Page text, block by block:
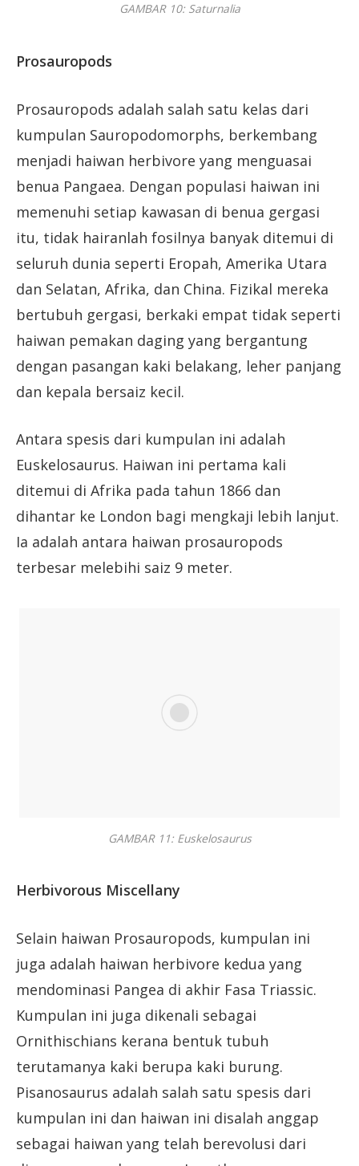
GAMBAR 10: Saturnalia
Prosauropods
Prosauropods adalah salah satu kelas dari
kumpulan Sauropodomorphs, berkembang
menjadi haiwan herbivore yang menguasai
benua Pangaea. Dengan populasi haiwan ini
memenuhi setiap kawasan di benua gergasi
itu, tidak hairanlah fosilnya banyak ditemui di
seluruh dunia seperti Eropah, Amerika Utara
dan Selatan, Afrika, dan China. Fizikal mereka
bertubuh gergasi, berkaki empat tidak seperti
haiwan pemakan daging yang bergantung
dengan pasangan kaki belakang, leher panjang
dan kepala bersaiz kecil.
Antara spesis dari kumpulan ini adalah
Euskelosaurus. Haiwan ini pertama kali
ditemui di Afrika pada tahun 1866 dan
dihantar ke London bagi mengkaji lebih lanjut.
Ia adalah antara haiwan prosauropods
terbesar melebihi saiz 9 meter.
GAMBAR 11: Euskelosaurus
Herbivorous Miscellany
Selain haiwan Prosauropods, kumpulan ini
juga adalah haiwan herbivore kedua yang
mendominasi Pangea di akhir Fasa Triassic.
Kumpulan ini juga dikenali sebagai
Ornithischians kerana bentuk tubuh
terutamanya kaki berupa kaki burung.
Pisanosaurus adalah salah satu spesis dari
kumpulan ini dan haiwan ini disalah anggap
sebagai haiwan yang telah berevolusi dari